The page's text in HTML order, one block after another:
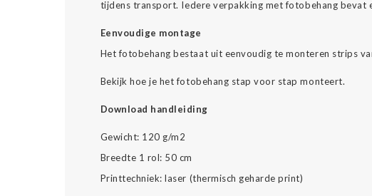
tijdens transport. Iedere verpakking met fotobehang bevat
Eenvoudige montage
Het fotobehang bestaat uit eenvoudig te monteren strips
Bekijk hoe je het fotobehang stap voor stap monteert.
Download handleiding
Gewicht: 120 g/m2
Breedte 1 rol: 50 cm
Printtechniek: laser (thermisch geharde print)